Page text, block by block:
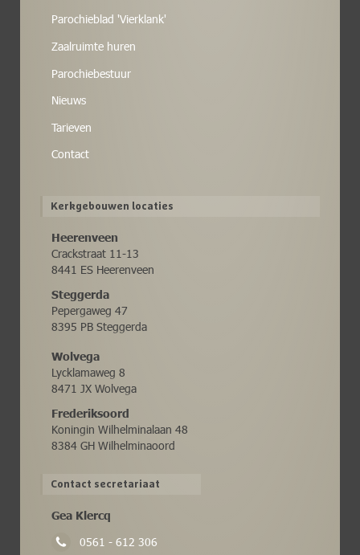
Parochieblad 'Vierklank'
Zaalruimte huren
Parochiebestuur
Nieuws
Tarieven
Contact
Kerkgebouwen locaties
Heerenveen
Crackstraat 11-13
8441 ES Heerenveen
Steggerda
Pepergaweg 47
8395 PB Steggerda
Wolvega
Lycklamaweg 8
8471 JX Wolvega
Frederiksoord
Koningin Wilhelminalaan 48
8384 GH Wilhelminaoord
Contact secretariaat
Gea Klercq
0561 - 612 306